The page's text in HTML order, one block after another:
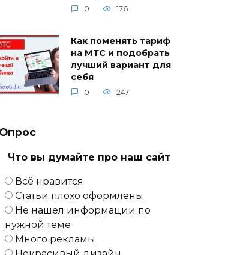
0 176
Как поменять тариф
на МТС и подобрать
лучший вариант для
себя
0 247
Опрос
Что вы думайте про наш сайт
Всё нравится
Статьи плохо оформлены
Не нашел информации по
нужной теме
Много рекламы